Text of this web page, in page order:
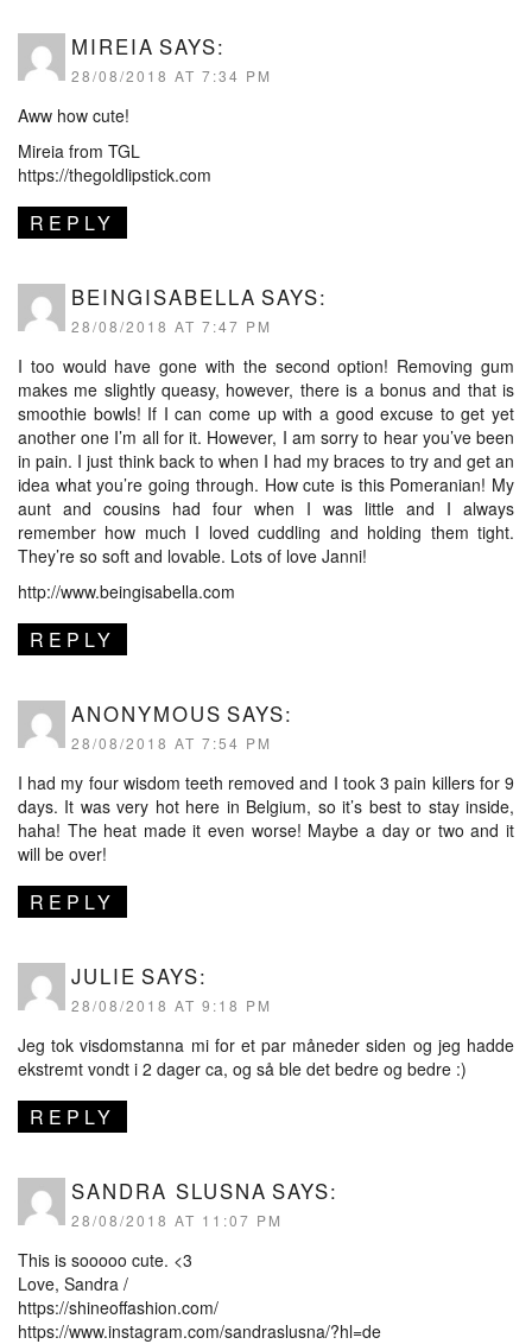
MIREIA SAYS:
28/08/2018 AT 7:34 PM
Aww how cute!
Mireia from TGL
https://thegoldlipstick.com
REPLY
BEINGISABELLA SAYS:
28/08/2018 AT 7:47 PM
I too would have gone with the second option! Removing gum
makes me slightly queasy, however, there is a bonus and that is
smoothie bowls! If I can come up with a good excuse to get yet
another one I’m all for it. However, I am sorry to hear you’ve been
in pain. I just think back to when I had my braces to try and get an
idea what you’re going through. How cute is this Pomeranian! My
aunt and cousins had four when I was little and I always
remember how much I loved cuddling and holding them tight.
They’re so soft and lovable. Lots of love Janni!
http://www.beingisabella.com
REPLY
ANONYMOUS SAYS:
28/08/2018 AT 7:54 PM
I had my four wisdom teeth removed and I took 3 pain killers for 9
days. It was very hot here in Belgium, so it’s best to stay inside,
haha! The heat made it even worse! Maybe a day or two and it
will be over!
REPLY
JULIE SAYS:
28/08/2018 AT 9:18 PM
Jeg tok visdomstanna mi for et par måneder siden og jeg hadde
ekstremt vondt i 2 dager ca, og så ble det bedre og bedre :)
REPLY
SANDRA SLUSNA SAYS:
28/08/2018 AT 11:07 PM
This is sooooo cute. <3
Love, Sandra /
https://shineoffashion.com/
https://www.instagram.com/sandraslusna/?hl=de